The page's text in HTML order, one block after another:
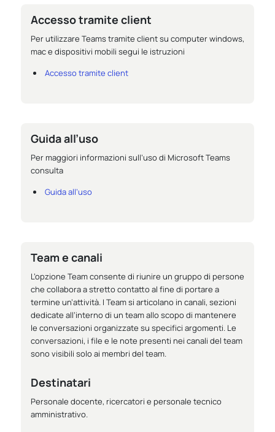
Accesso tramite client
Per utilizzare Teams tramite client su computer windows,
mac e dispositivi mobili segui le istruzioni
Accesso tramite client
Guida all’uso
Per maggiori informazioni sull’uso di Microsoft Teams
consulta
Guida all’uso
Team e canali
L’opzione Team consente di riunire un gruppo di persone
che collabora a stretto contatto al fine di portare a
termine un’attività. I Team si articolano in canali, sezioni
dedicate all’interno di un team allo scopo di mantenere
le conversazioni organizzate su specifici argomenti. Le
conversazioni, i file e le note presenti nei canali del team
sono visibili solo ai membri del team.
Destinatari
Personale docente, ricercatori e personale tecnico
amministrativo.